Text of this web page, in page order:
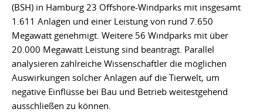
(BSH) in Hamburg 23 Offshore-Windparks mit insgesamt
1.611 Anlagen und einer Leistung von rund 7.650
Megawatt genehmigt. Weitere 56 Windparks mit über
20.000 Megawatt Leistung sind beantragt. Parallel
analysieren zahlreiche Wissenschaftler die möglichen
Auswirkungen solcher Anlagen auf die Tierwelt, um
negative Einflüsse bei Bau und Betrieb weitestgehend
ausschließen zu können.